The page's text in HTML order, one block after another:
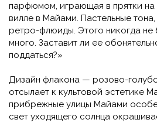
парфюмом, играющая в прятки
вилле в Майами. Пастельные
ретро-флюиды. Этого никогда не
много. Заставит ли ее
поддаться?»
Дизайн флакона — розово-
отсылает к культовой эстетике
прибрежные улицы Майами
свет уходящего солнца